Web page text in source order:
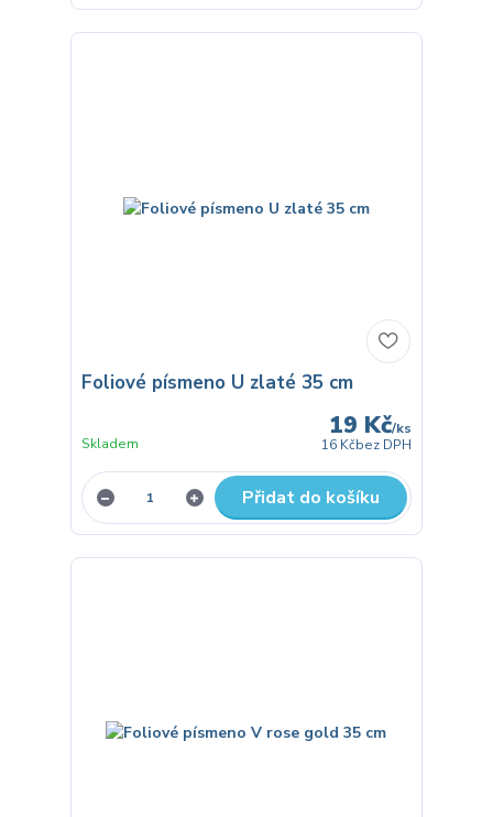
Foliové písmeno U zlaté 35 cm
19 Kč/ks
16 Kčbez DPH
Skladem
Přidat do košíku